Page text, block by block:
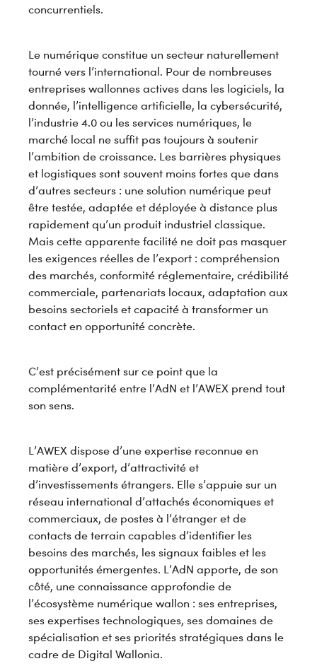
concurrentiels.
Le numérique constitue un secteur naturellement
tourné vers l’international. Pour de nombreuses
entreprises wallonnes actives dans les logiciels, la
donnée, l’intelligence artificielle, la cybersécurité,
l’industrie 4.0 ou les services numériques, le
marché local ne suffit pas toujours à soutenir
l’ambition de croissance. Les barrières physiques
et logistiques sont souvent moins fortes que dans
d’autres secteurs : une solution numérique peut
être testée, adaptée et déployée à distance plus
rapidement qu’un produit industriel classique.
Mais cette apparente facilité ne doit pas masquer
les exigences réelles de l’export : compréhension
des marchés, conformité réglementaire, crédibilité
commerciale, partenariats locaux, adaptation aux
besoins sectoriels et capacité à transformer un
contact en opportunité concrète.
C’est précisément sur ce point que la
complémentarité entre l’AdN et l’AWEX prend tout
son sens.
L’AWEX dispose d’une expertise reconnue en
matière d’export, d’attractivité et
d’investissements étrangers. Elle s’appuie sur un
réseau international d’attachés économiques et
commerciaux, de postes à l’étranger et de
contacts de terrain capables d’identifier les
besoins des marchés, les signaux faibles et les
opportunités émergentes. L’AdN apporte, de son
côté, une connaissance approfondie de
l’écosystème numérique wallon : ses entreprises,
ses expertises technologiques, ses domaines de
spécialisation et ses priorités stratégiques dans le
cadre de Digital Wallonia.